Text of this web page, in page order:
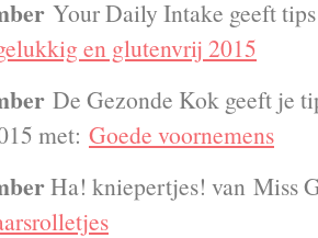
Your Daily Intake geeft
en glutenvrij 2015
De Gezonde Kok geeft je
met: Goede voornemens
Ha! kniepertjes! van Miss